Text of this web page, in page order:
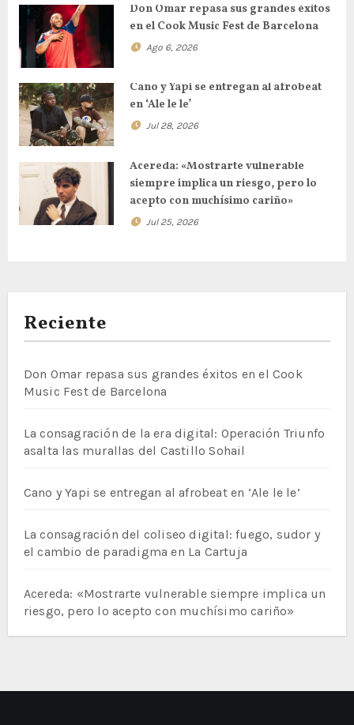
Don Omar repasa sus grandes éxitos
en el Cook Music Fest de Barcelona
Ago 6, 2026
Cano y Yapi se entregan al afrobeat
en ‘Ale le le’
Jul 28, 2026
Acereda: «Mostrarte vulnerable
siempre implica un riesgo, pero lo
acepto con muchísimo cariño»
Jul 25, 2026
Reciente
Don Omar repasa sus grandes éxitos en el Cook
Music Fest de Barcelona
La consagración de la era digital: Operación Triunfo
asalta las murallas del Castillo Sohail
Cano y Yapi se entregan al afrobeat en ‘Ale le le’
La consagración del coliseo digital: fuego, sudor y
el cambio de paradigma en La Cartuja
Acereda: «Mostrarte vulnerable siempre implica un
riesgo, pero lo acepto con muchísimo cariño»